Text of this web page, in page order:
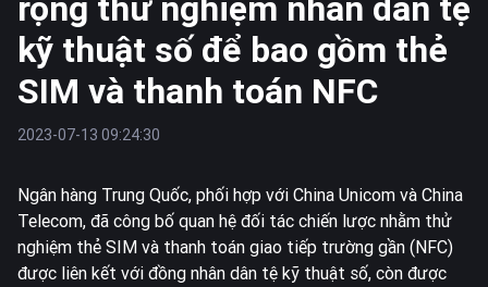
kỹ thuật số để bao gồm thẻ
SIM và thanh toán NFC
2023-07-13 09:24:30
Ngân hàng Trung Quốc, phối hợp với China Unicom và China
Telecom, đã công bố quan hệ đối tác chiến lược nhằm thử
nghiệm thẻ SIM và thanh toán giao tiếp trường gần (NFC)
được liên kết với đồng nhân dân tệ kỹ thuật số, còn được